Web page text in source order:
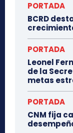
PORTADA
BCRD
PORTADA
Leonel
de la
metas
PORTADA
CNM fija